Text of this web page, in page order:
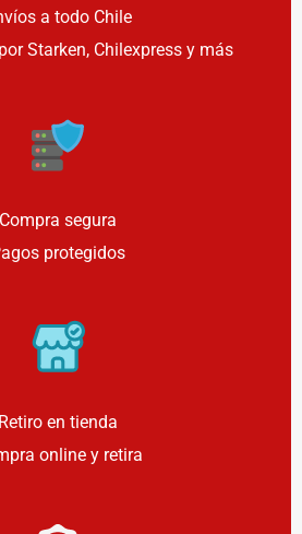
a todo Chile
Starken, Chilexpress y más
Compra segura
protegidos
Retiro en tienda
online y retira